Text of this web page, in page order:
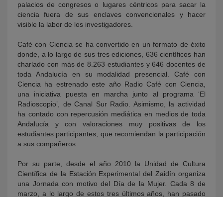
palacios de congresos o lugares céntricos para sacar la
ciencia fuera de sus enclaves convencionales y hacer
visible la labor de los investigadores.
Café con Ciencia se ha convertido en un formato de éxito
donde, a lo largo de sus tres ediciones, 636 científicos han
charlado con más de 8.263 estudiantes y 646 docentes de
toda Andalucía en su modalidad presencial. Café con
Ciencia ha estrenado este año Radio Café con Ciencia,
una iniciativa puesta en marcha junto al programa ‘El
Radioscopio’, de Canal Sur Radio. Asimismo, la actividad
ha contado con repercusión mediática en medios de toda
Andalucía y con valoraciones muy positivas de los
estudiantes participantes, que recomiendan la participación
a sus compañeros.
Por su parte, desde el año 2010 la Unidad de Cultura
Científica de la Estación Experimental del Zaidín organiza
una Jornada con motivo del Día de la Mujer. Cada 8 de
marzo, a lo largo de estos tres últimos años, han pasado